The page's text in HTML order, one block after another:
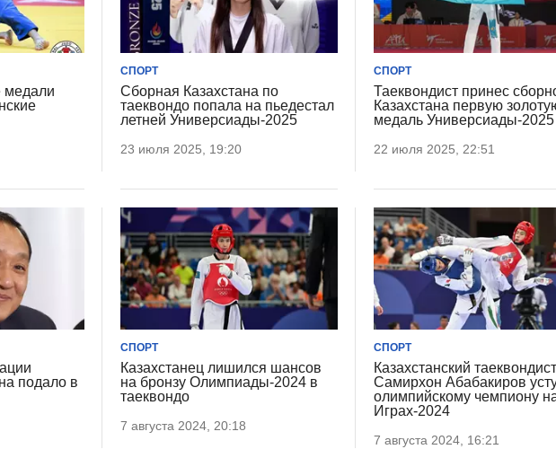
медали
СПОРТ
Сборная Казахстана по
таеквондо попала на пьедестал
летней Универсиады-2025
23 июля 2025, 19:20
СПОРТ
Таеквондист принес
Казахстана первую
медаль Универсиады-2025
22 июля 2025, 22:51
подало в
СПОРТ
Казахстанец лишился шансов
на бронзу Олимпиады-2024 в
таеквондо
7 августа 2024, 20:18
СПОРТ
Казахстанский
Самирхон Абабакиров
олимпийскому чемпиону
Играх-2024
7 августа 2024, 16:21